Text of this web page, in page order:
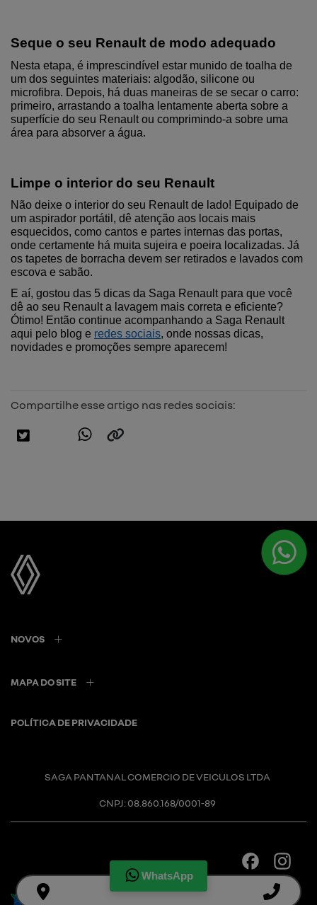
WhatsApp
Seque o seu Renault de modo adequado
Nesta etapa, é imprescindível estar munido de toalha de
um dos seguintes materiais: algodão, silicone ou
microfibra. Depois, há duas maneiras de se secar o carro:
primeiro, arrastando a toalha lentamente aberta sobre a
superfície do seu Renault ou comprimindo-a sobre uma
área para absorver a água.
Limpe o interior do seu Renault
Não deixe o interior do seu Renault de lado! Equipado de
um aspirador portátil, dê atenção aos locais mais
esquecidos, como cantos e partes internas das portas,
onde certamente há muita sujeira e poeira localizadas. Já
os tapetes de borracha devem ser retirados e lavados com
escova e sabão.
E aí, gostou das 5 dicas da Saga Renault para que você
dê ao seu Renault a lavagem mais correta e eficiente?
Ótimo! Então continue acompanhando a Saga Renault
aqui pelo blog e redes sociais, onde nossas dicas,
novidades e promoções sempre aparecem!
Compartilhe esse artigo nas redes sociais:
NOVOS
MAPA DO SITE
POLÍTICA DE PRIVACIDADE
SAGA PANTANAL COMERCIO DE VEICULOS LTDA
CNPJ: 08.860.168/0001-89
Desacelere. Seu bem maior é a